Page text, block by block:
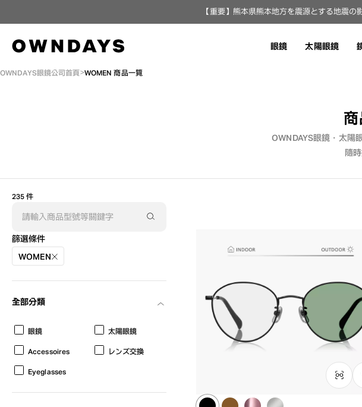
【重要】熊本県熊本地方を震源とする地震
眼鏡 太陽眼鏡
OWNDAYS眼鏡公司首頁 WOMEN 商品一覽
商
OWNDAYS眼鏡・太陽
隨
235 件
篩選條件
WOMEN
全部分類
眼鏡 太陽眼鏡
Accessoires レンズ交換
Eyeglasses